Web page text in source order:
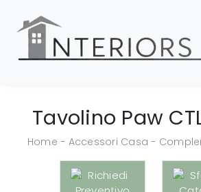
Tavolino Paw
Home - Accessori Casa -